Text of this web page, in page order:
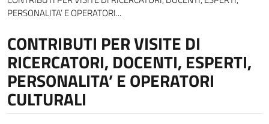
PERSONALITA’ E OPERATORI...
CONTRIBUTI PER VISITE DI
RICERCATORI, DOCENTI, ESPERTI,
PERSONALITA’ E OPERATORI
CULTURALI